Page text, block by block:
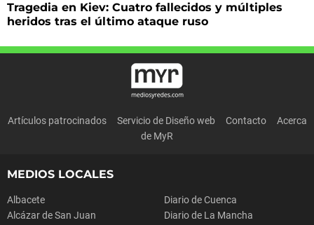
Tragedia en Kiev: Cuatro fallecidos y múltiples
heridos tras el último ataque ruso
Artículos patrocinados Servicio de Diseño web Contacto
Acerca
de MyR
MEDIOS LOCALES
Albacete
Alcázar de San Juan
Diario de Cuenca
Diario de La Mancha